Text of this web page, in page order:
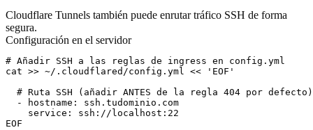
Cloudflare Tunnels también puede enrutar tráfico SSH de forma
segura.
Configuración en el servidor
# Añadir SSH a las reglas de ingress en config.yml
cat >> ~/.cloudflared/config.yml << 'EOF'
  # Ruta SSH (añadir ANTES de la regla 404 por defecto)
  - hostname: ssh.tudominio.com
    service: ssh://localhost:22
EOF